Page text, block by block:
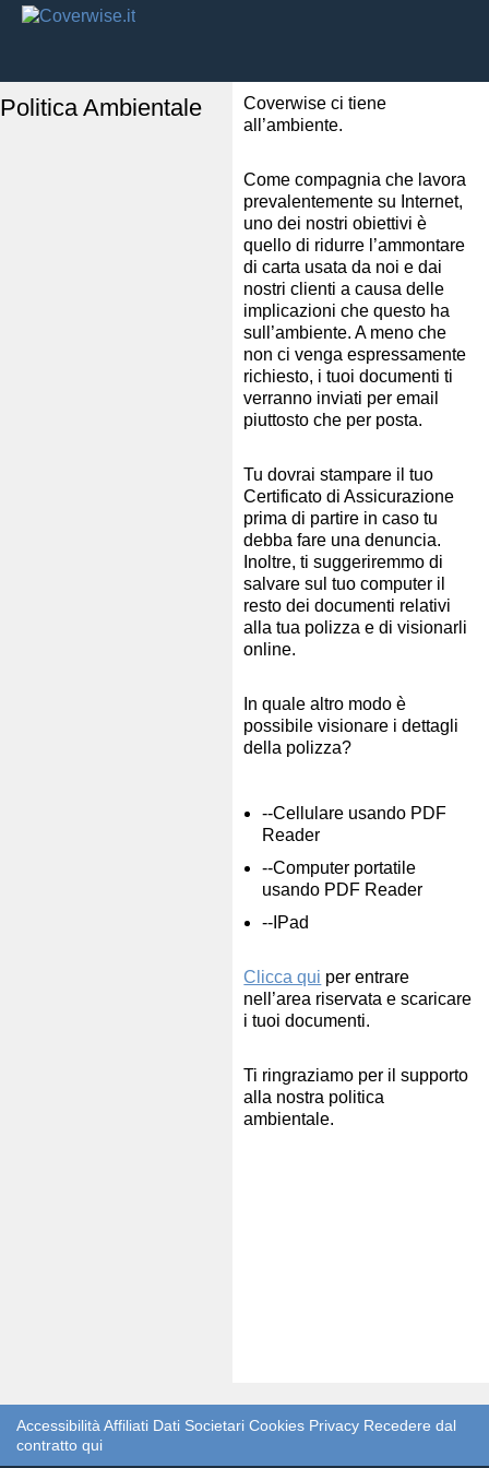
Politica Ambientale
Coverwise ci tiene
all’ambiente.
Come compagnia che lavora
prevalentemente su Internet,
uno dei nostri obiettivi è
quello di ridurre l’ammontare
di carta usata da noi e dai
nostri clienti a causa delle
implicazioni che questo ha
sull’ambiente. A meno che
non ci venga espressamente
richiesto, i tuoi documenti ti
verranno inviati per email
piuttosto che per posta.
Tu dovrai stampare il tuo
Certificato di Assicurazione
prima di partire in caso tu
debba fare una denuncia.
Inoltre, ti suggeriremmo di
salvare sul tuo computer il
resto dei documenti relativi
alla tua polizza e di visionarli
online.
In quale altro modo è
possibile visionare i dettagli
della polizza?
--Cellulare usando PDF
Reader
--Computer portatile
usando PDF Reader
--IPad
Clicca qui per entrare
nell’area riservata e scaricare
i tuoi documenti.
Ti ringraziamo per il supporto
alla nostra politica
ambientale.
Accessibilità Affiliati Dati Societari Cookies Privacy Recedere dal
contratto qui